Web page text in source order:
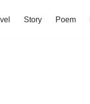
Story Poem